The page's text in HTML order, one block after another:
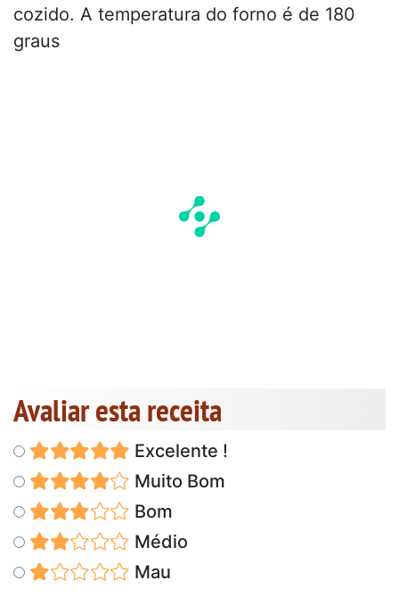
cozido. A temperatura do forno é de 180
graus
Avaliar esta receita
Excelente !
Muito Bom
Bom
Médio
Mau